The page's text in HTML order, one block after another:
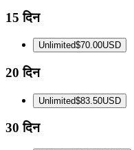
15 दिन
Unlimited$70.00USD
20 दिन
Unlimited$83.50USD
30 दिन